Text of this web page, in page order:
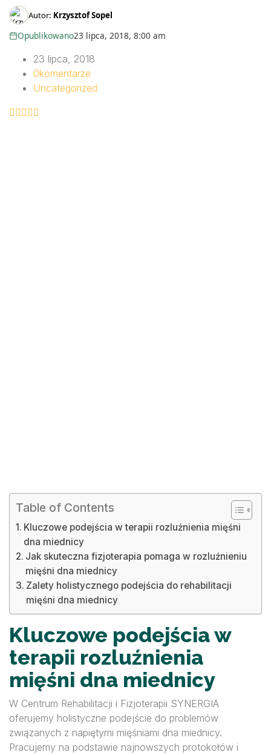
Autor: Krzysztof Sopel
Opublikowano23 lipca, 2018, 8:00 am
23 lipca, 2018
0komentarze
Uncategorized
Table of Contents
Kluczowe podejścia w terapii rozluźnienia mięśni
dna miednicy
Jak skuteczna fizjoterapia pomaga w rozluźnieniu
mięśni dna miednicy
Zalety holistycznego podejścia do rehabilitacji
mięśni dna miednicy
Kluczowe podejścia w
terapii rozluźnienia
mięśni dna miednicy
W Centrum Rehabilitacji i Fizjoterapii SYNERGIA
oferujemy holistyczne podejście do problemów
związanych z napiętymi mięśniami dna miednicy.
Pracujemy na podstawie najnowszych protokołów i